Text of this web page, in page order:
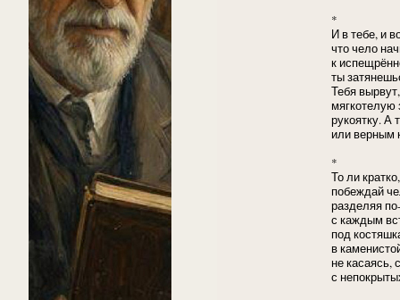
*
И в тебе, и
что чело
к
ты
Тебя
рукоятку. А
или верным
*
То ли
побеждай
разделяя
с каждым
под
в
не касаясь,
с